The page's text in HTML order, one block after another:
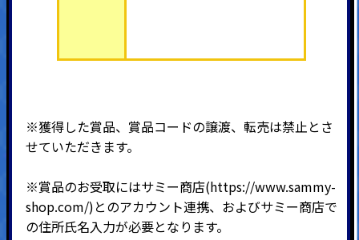
※獲得した賞品、賞品コードの譲渡、転売は禁止とさ
せていただきます。
※賞品のお受取にはサミー商店(https://www.sammy-
shop.com/)とのアカウント連携、およびサミー商店で
の住所氏名入力が必要となります。